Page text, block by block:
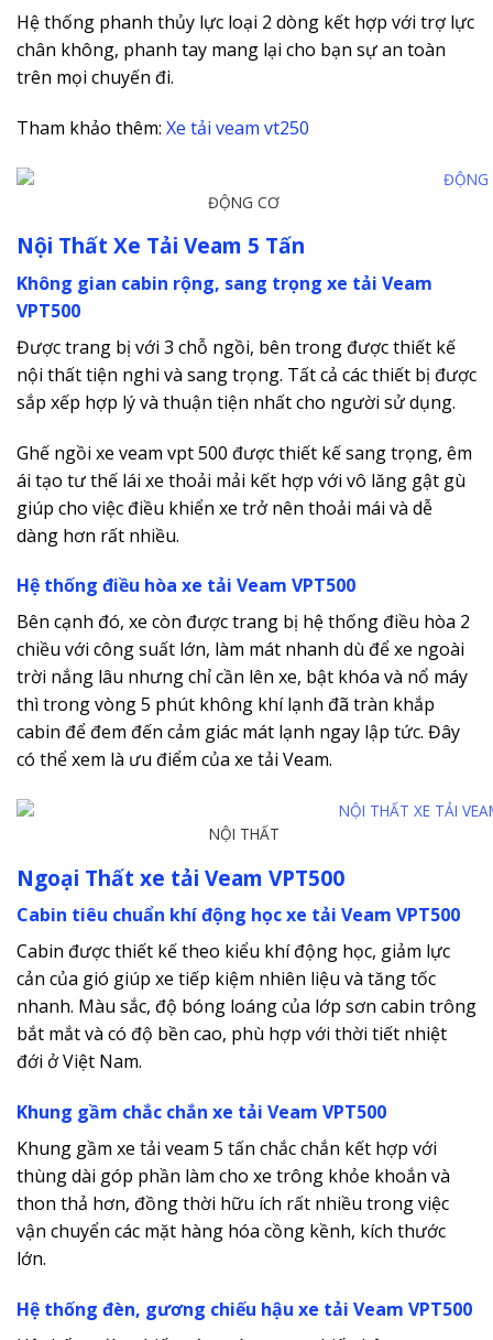
Hệ thống phanh thủy lực loại 2 dòng kết hợp với trợ lực
chân không, phanh tay mang lại cho bạn sự an toàn
trên mọi chuyến đi.
Tham khảo thêm: Xe tải veam vt250
ĐỘNG CƠ
Nội Thất Xe Tải Veam 5 Tấn
Không gian cabin rộng, sang trọng xe tải Veam
VPT500
Được trang bị với 3 chỗ ngồi, bên trong được thiết kế
nội thất tiện nghi và sang trọng. Tất cả các thiết bị được
sắp xếp hợp lý và thuận tiện nhất cho người sử dụng.
Ghế ngồi xe veam vpt 500 được thiết kế sang trọng, êm
ái tạo tư thế lái xe thoải mải kết hợp với vô lăng gật gù
giúp cho việc điều khiển xe trở nên thoải mái và dễ
dàng hơn rất nhiều.
Hệ thống điều hòa xe tải Veam VPT500
Bên cạnh đó, xe còn được trang bị hệ thống điều hòa 2
chiều với công suất lớn, làm mát nhanh dù để xe ngoài
trời nắng lâu nhưng chỉ cần lên xe, bật khóa và nổ máy
thì trong vòng 5 phút không khí lạnh đã tràn khắp
cabin để đem đến cảm giác mát lạnh ngay lập tức. Đây
có thể xem là ưu điểm của xe tải Veam.
NỘI THẤT
Ngoại Thất xe tải Veam VPT500
Cabin tiêu chuẩn khí động học xe tải Veam VPT500
Cabin được thiết kế theo kiểu khí động học, giảm lực
cản của gió giúp xe tiếp kiệm nhiên liệu và tăng tốc
nhanh. Màu sắc, độ bóng loáng của lớp sơn cabin trông
bắt mắt và có độ bền cao, phù hợp với thời tiết nhiệt
đới ở Việt Nam.
Khung gầm chắc chắn xe tải Veam VPT500
Khung gầm xe tải veam 5 tấn chắc chắn kết hợp với
thùng dài góp phần làm cho xe trông khỏe khoắn và
thon thả hơn, đồng thời hữu ích rất nhiều trong việc
vận chuyển các mặt hàng hóa cồng kềnh, kích thước
lớn.
Hệ thống đèn, gương chiếu hậu xe tải Veam VPT500